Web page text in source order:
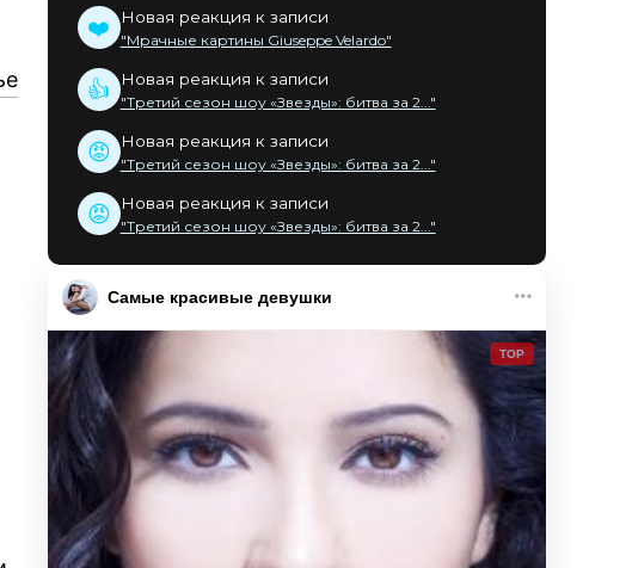
❤️ Новая реакция к записи
"Мрачные картины Giuseppe Velardo"
👍 Новая реакция к записи
"Третий сезон шоу «Звезды»: битва за 2..."
😡 Новая реакция к записи
"Третий сезон шоу «Звезды»: битва за 2..."
😡 Новая реакция к записи
"Третий сезон шоу «Звезды»: битва за 2..."
Самые красивые девушки
TOP